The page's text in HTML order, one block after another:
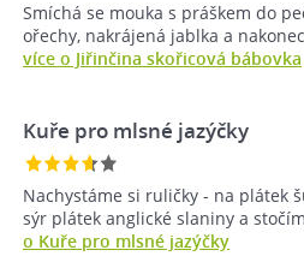
Smíchá se mouka s práškem do
ořechy, nakrájená jablka a
více o Jiřinčina skořicová bábovka
Kuře pro mlsné jazýčky
Nachystáme si ruličky - na plátek
sýr plátek anglické slaniny a
o Kuře pro mlsné jazýčky